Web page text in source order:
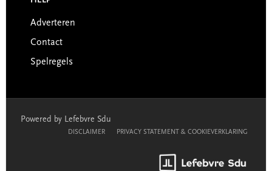
Adverteren
Contact
Spelregels
Powered by Lefebvre Sdu
DISCLAIMER PRIVACY STATEMENT & COOKIEVERKLARING